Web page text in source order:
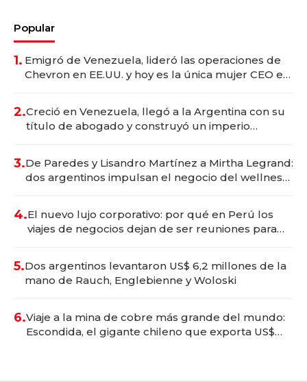
Popular
1. Emigró de Venezuela, lideró las operaciones de
Chevron en EE.UU. y hoy es la única mujer CEO en
2.Creció en Venezuela, llegó a la Argentina con su
título de abogado y construyó un imperio
3.De Paredes y Lisandro Martínez a Mirtha Legrand:
dos argentinos impulsan el negocio del wellness
4.El nuevo lujo corporativo: por qué en Perú los
viajes de negocios dejan de ser reuniones para
5.Dos argentinos levantaron US$ 6,2 millones de la
mano de Rauch, Englebienne y Woloski
6.Viaje a la mina de cobre más grande del mundo:
Escondida, el gigante chileno que exporta US$